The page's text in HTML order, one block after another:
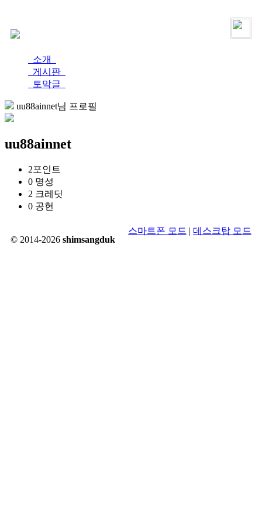
소개
게시판
토막글
uu88ainnet님 프로필
uu88ainnet
2포인트
0 명성
2 크레딧
0 공헌
© 2014-2026 shimsangduk
스마트폰 모드 | 데스크탑 모드